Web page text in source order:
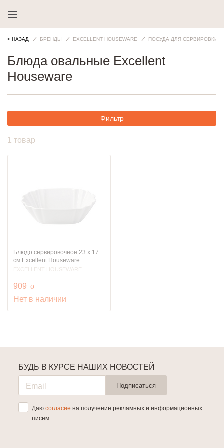
< НАЗАД БРЕНДЫ EXCELLENT HOUSEWARE ПОСУДА ДЛЯ СЕРВИРОВКИ
Блюда овальные Excellent
Houseware
Фильтр
1 товар
Блюдо сервировочное 23 х 17
см Excellent Houseware
EXCELLENT HOUSEWARE
909 руб.
o
Нет в наличии
БУДЬ В КУРСЕ НАШИХ НОВОСТЕЙ
Подписаться
Даю согласие на получение рекламных и информационных
писем.